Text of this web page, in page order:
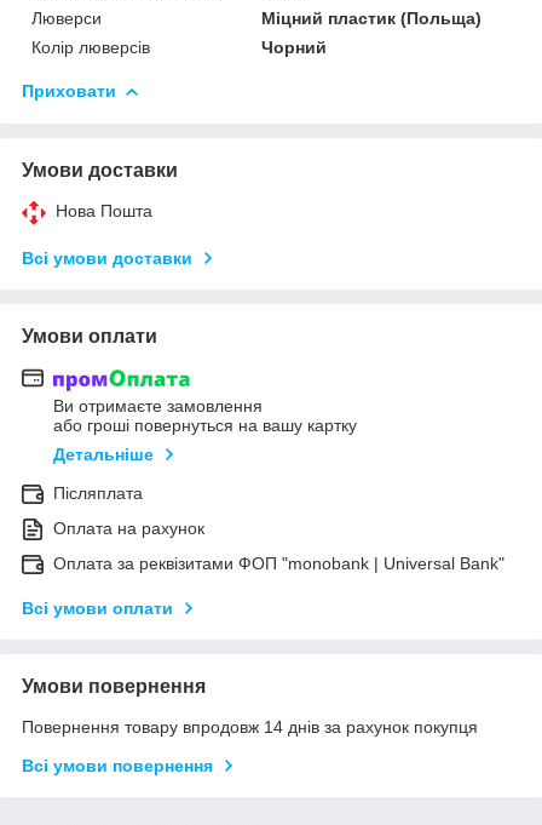
Люверси
Міцний пластик (Польща)
Колір люверсів
Чорний
Приховати
Умови доставки
Нова Пошта
Всі умови доставки
Умови оплати
Ви отримаєте замовлення
або гроші повернуться на вашу картку
Детальніше
Післяплата
Оплата на рахунок
Оплата за реквізитами ФОП "monobank | Universal Bank"
Всі умови оплати
Умови повернення
Повернення товару впродовж 14 днів за рахунок покупця
Всі умови повернення